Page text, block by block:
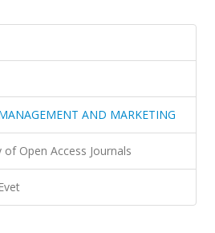
AND MARKETING
Open Access Journals